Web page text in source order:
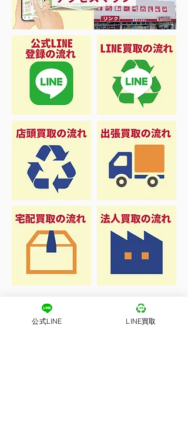
公式LINE LINE買取